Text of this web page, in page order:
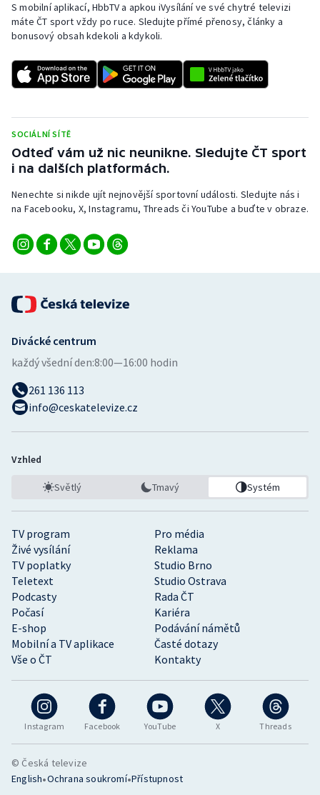
Rychlobruslení
Rychlostní kanoistika
Sportovní střelba
Stolní tenis
Triatlon
Veslování
Volejbal
Ostatní
S mobilní aplikací, HbbTV a apkou iVysílání ve své chytré televizi
máte ČT sport vždy po ruce. Sledujte přímé přenosy, články a
bonusový obsah kdekoli a kdykoli.
SOCIÁLNÍ SÍTĚ
Odteď vám už nic neunikne. Sledujte ČT sport
i na dalších platformách.
Nenechte si nikde ujít nejnovější sportovní události. Sledujte nás i
na Facebooku, X, Instagramu, Threads či YouTube a buďte v obraze.
Instagram Facebook YouTube X Threads
TV program
Pro média
Živé vysílání
Reklama
TV poplatky
Studio Brno
Teletext
Studio Ostrava
Podcasty
Rada ČT
Počasí
Kariéra
E-shop
Podávání námětů
Mobilní a TV aplikace
Časté dotazy
Vše o ČT
Kontakty
Divácké centrum
každý všední den:8:00—16:00 hodin
261 136 113
info@ceskatelevize.cz
Vzhled
Světlý Tmavý Systém
© Česká televize
English•Ochrana soukromí•Přístupnost